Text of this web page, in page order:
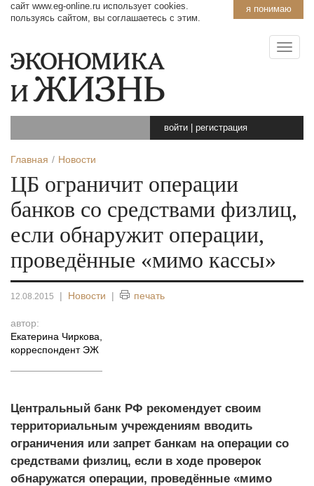
я понимаю
сайт www.eg-online.ru использует cookies.
пользуясь сайтом, вы соглашаетесь с этим.
войти регистрация
Главная Новости
ЦБ ограничит операции
банков со средствами физлиц,
если обнаружит операции,
проведённые «мимо кассы»
12.08.2015 | Новости | печать
автор:
Екатерина Чиркова
корреспондент ЭЖ
Центральный банк РФ рекомендует своим
территориальным учреждениям вводить
ограничения или запрет банкам на операции со
средствами физлиц, если в ходе проверок
обнаружатся операции, проведённые «мимо